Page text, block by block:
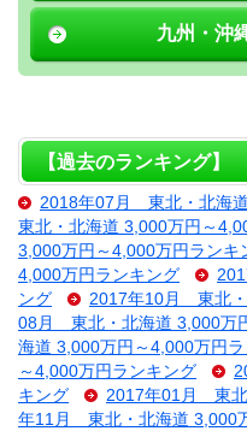
九州・沖
【過去のランキング
2018年07月 東北・北海
東北・北海道 3,000万円～
3,000万円～4,000万円ランキ
4,000万円ランキング
ング
2017年10月 東北・
08月 東北・北海道 3,000万
海道 3,000万円～4,000万円
～4,000万円ランキング
キング
2017年01月 東北
年11月 東北・北海道 3,000